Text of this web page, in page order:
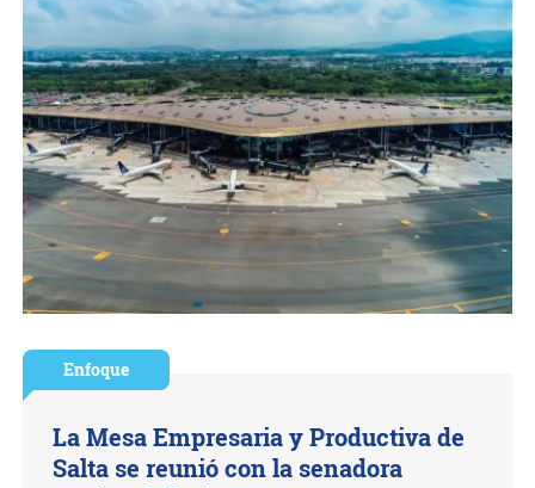
Enfoque
La Mesa Empresaria y Productiva de
Salta se reunió con la senadora